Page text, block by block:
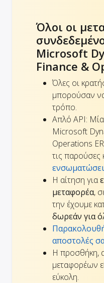
Όλοι οι
Microsoft
Finance &
Όλες οι
μπορούσαν να
τρόπο.
Απλό API:
Microsoft
Operations
τις παρούσες
Η αίτηση για
μεταφορέα,
την έχουμε
δωρεάν για
αποστολές
Η προσθήκη,
μεταφορέων
εύκολη.